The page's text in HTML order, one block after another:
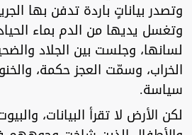
وتصدر بياناتٍ باردة تدفن بها
وتغسل يديها من الدم بماء
لسانها، وجلست بين الجلاد
الخراب، وسمّت العجز حكمة،
سياسة.
لكن الأرض لا تقرأ البيانات،